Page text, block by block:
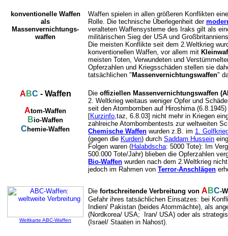
konventionelle Waffen
als
Massenvernichtungs-
waffen
Waffen spielen in allen größeren Konflikten
Rolle. Die technische Überlegenheit der
veralteten Waffensysteme des Iraks gilt als
militärischen Sieg der USA und
Die meisten Konflikte seit dem 2.Weltkrieg
konventionellen Waffen, vor allem mit
meisten Toten, Verwundeten und
Opferzahlen und Kriegsschäden stellen sie
tatsächlichen " Massenvernichtungswaffen"
A BC - Waffen
Atom-Waffen
Bio-Waffen
C hemie-Waffen
Die offiziellen Massenvernichtungswaffen
2. Weltkrieg weitaus weniger Opfer und
seit den Atombomben auf Hiroshima
[Kurzinfo,taz, 6.8.03] nicht mehr in Kriegen
zahlreiche Atombombentests zur weltweiten
Chemische Waffen wurden z.B. im 1.
(gegen die Kurden) durch Saddam Hussein
Folgen waren (Halabdscha: 5000 Tote): Im
500.000 Tote/Jahr) blieben die Opferzahlen
Bio-Waffen wurden nach dem 2.Weltkrieg
jedoch im Rahmen von Terror-Anschlägen
Weltkarte ABC-Waffen
Die fortschreitende Verbreitung von A BC-
Gefahr ihres tatsächlichen Einsatzes: bei
Indien/ Pakistan (beides Atommächte), als
(Nordkorea/ USA; Iran/ USA) oder als
(Israel/ Staaten in Nahost).